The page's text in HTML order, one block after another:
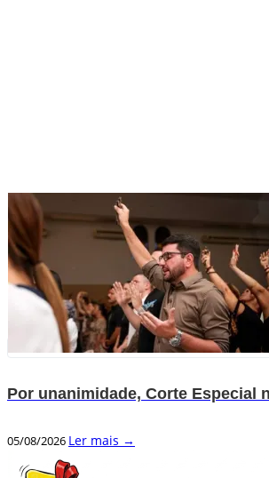
Por unanimidade, Corte Especial
05/08/2026 Ler mais →